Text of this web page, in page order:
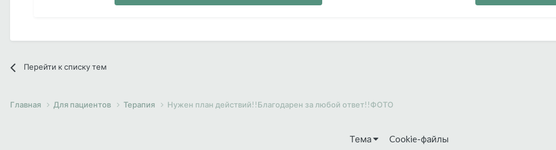
Перейти к списку тем
Главная Для пациентов Терапия Нужен план действий!!Благодарен за любой ответ!!ФОТО
Тема Cookie-файлы